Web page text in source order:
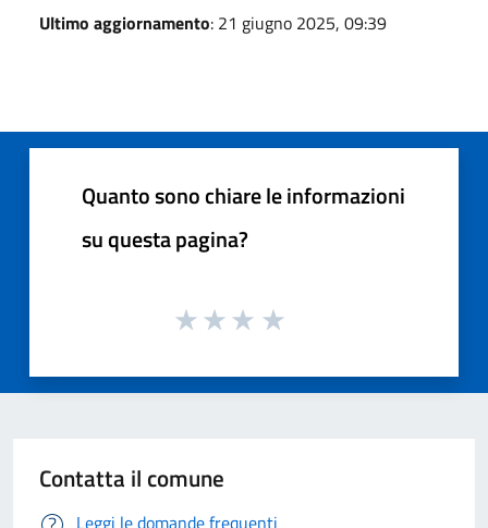
Ultimo aggiornamento: 21 giugno 2025, 09:39
Quanto sono chiare le informazioni
su questa pagina?
Contatta il comune